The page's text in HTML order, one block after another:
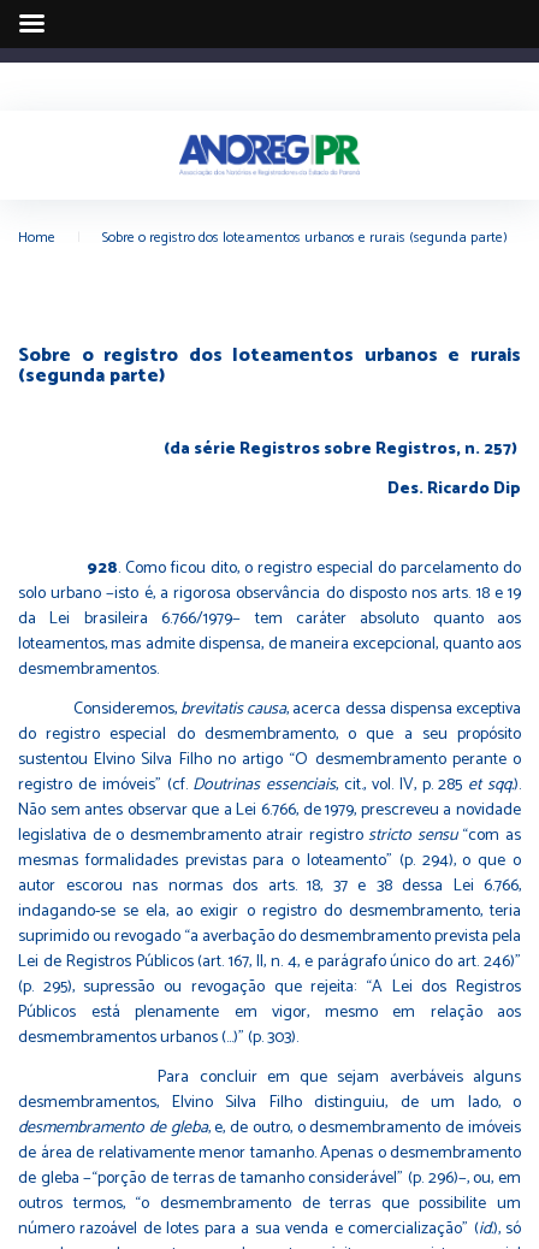
Home Sobre o registro dos loteamentos urbanos e rurais (segunda parte)
Sobre o registro dos loteamentos urbanos e rurais
(segunda parte)
(da série Registros sobre Registros, n. 257)
Des. Ricardo Dip
928. Como ficou dito, o registro especial do parcelamento do
solo urbano −isto é, a rigorosa observância do disposto nos arts. 18 e 19
da Lei brasileira 6.766/1979− tem caráter absoluto quanto aos
loteamentos, mas admite dispensa, de maneira excepcional, quanto aos
desmembramentos.
Consideremos,brevitatis causa, acerca dessa dispensa exceptiva
do registro especial do desmembramento, o que a seu propósito
sustentou Elvino Silva Filho no artigo “O desmembramento perante o
registro de imóveis” (cf. Doutrinas essenciais, cit., vol. IV, p. 285 et sqq.).
Não sem antes observar que a Lei 6.766, de 1979, prescreveu a novidade
legislativa de o desmembramento atrair registrostricto sensu“com as
mesmas formalidades previstas para o loteamento” (p. 294), o que o
autor escorou nas normas dos arts. 18, 37 e 38 dessa Lei 6.766,
indagando-se se ela, ao exigir o registro do desmembramento, teria
suprimido ou revogado “a averbação do desmembramento prevista pela
Lei de Registros Públicos (art. 167, II, n. 4, e parágrafo único do art. 246)”
(p. 295), supressão ou revogação que rejeita: “A Lei dos Registros
Públicos está plenamente em vigor, mesmo em relação aos
desmembramentos urbanos (…)” (p. 303).
Para concluir em que sejam averbáveis alguns
desmembramentos, Elvino Silva Filho distinguiu, de um lado, o
desmembramento de gleba, e, de outro, o desmembramento de imóveis
de área de relativamente menor tamanho. Apenas o desmembramento
de gleba −“porção de terras de tamanho considerável” (p. 296)−, ou, em
outros termos, “o desmembramento de terras que possibilite um
número razoável de lotes para a sua venda e comercialização” (id.), só